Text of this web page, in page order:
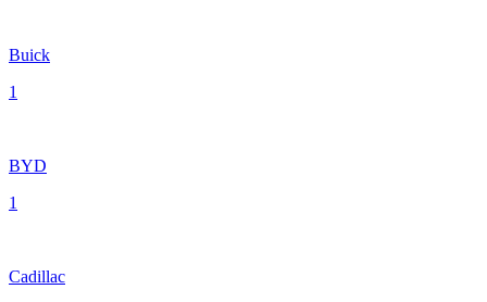
Buick
1
BYD
1
Cadillac